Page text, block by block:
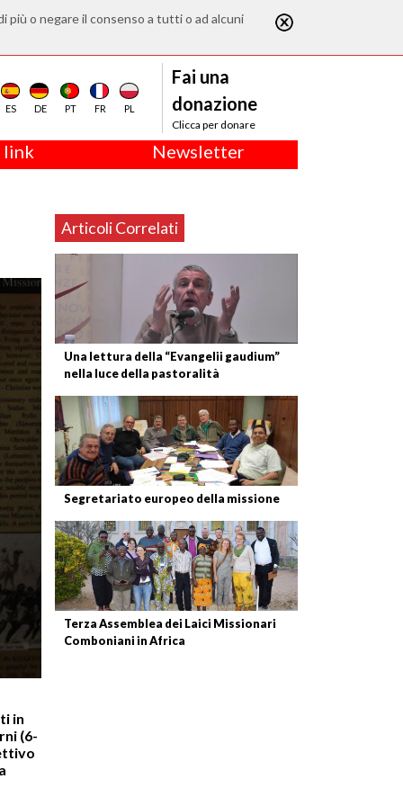
più o negare il consenso a tutti o ad alcuni
ES DE PT FR PL
Fai una
donazione
Clicca per donare
Newsletter
Articoli Correlati
Una lettura della “Evangelii gaudium”
nella luce della pastoralità
Segretariato europeo della missione
Terza Assemblea dei Laici Missionari
Comboniani in Africa
in
(6-